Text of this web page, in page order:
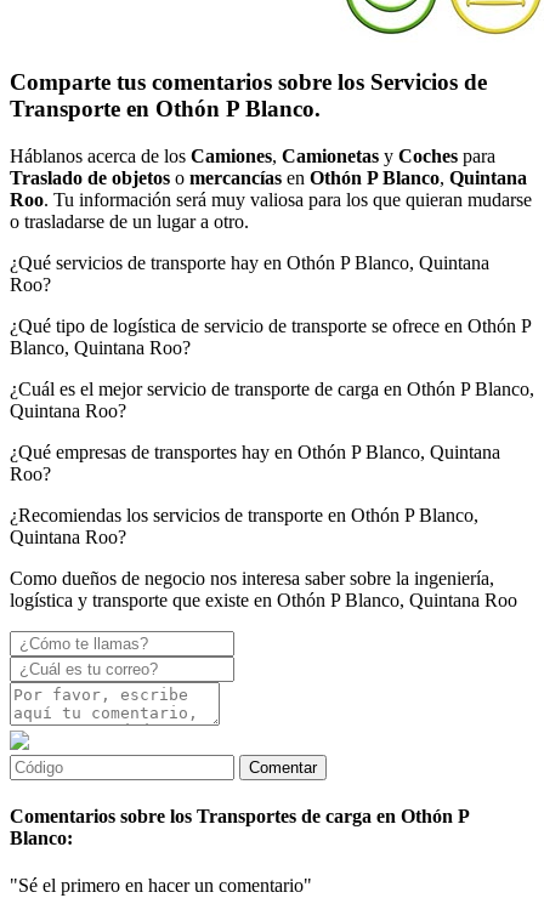
Comparte tus comentarios sobre los Servicios de
Transporte en Othón P Blanco.
Háblanos acerca de los Camiones, Camionetas y Coches para
Traslado de objetos o mercancías en Othón P Blanco, Quintana
Roo. Tu información será muy valiosa para los que quieran mudarse
o trasladarse de un lugar a otro.
¿Qué servicios de transporte hay en Othón P Blanco, Quintana
Roo?
¿Qué tipo de logística de servicio de transporte se ofrece en Othón P
Blanco, Quintana Roo?
¿Cuál es el mejor servicio de transporte de carga en Othón P Blanco,
Quintana Roo?
¿Qué empresas de transportes hay en Othón P Blanco, Quintana
Roo?
¿Recomiendas los servicios de transporte en Othón P Blanco,
Quintana Roo?
Como dueños de negocio nos interesa saber sobre la ingeniería,
logística y transporte que existe en Othón P Blanco, Quintana Roo
Comentarios sobre los Transportes de carga en Othón P
Blanco:
"Sé el primero en hacer un comentario"